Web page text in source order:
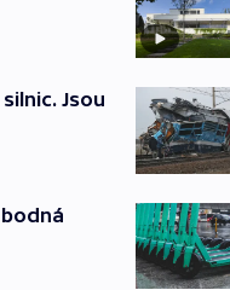
Jsou